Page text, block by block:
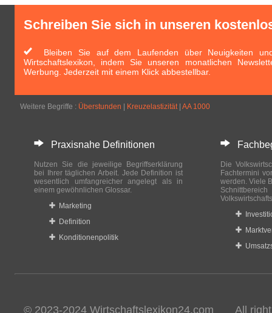
Schreiben Sie sich in unseren
Bleiben Sie auf dem Laufenden über Neuigkeiten
Wirtschaftslexikon, indem Sie unseren monatlichen
Werbung. Jederzeit mit einem Klick abbestellbar.
Weitere Begriffe : Überstunden Kreuzelastizität| AA 1000
Praxisnahe Definitionen
Nutzen Sie die jeweilige Begriffserklärung
bei Ihrer täglichen Arbeit. Jede Definition ist
wesentlich umfangreicher angelegt als in
einem gewöhnlichen Glossar.
Marketing
Definition
Konditionenpolitik
Die
Fachtermini
werden. Viele
© 2023-2024 Wirtschaftslexikon24.com All